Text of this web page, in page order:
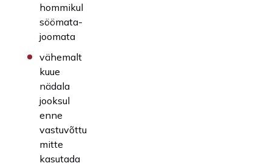
hommikul
söömata-
joomata
vähemalt
kuue
nädala
jooksul
enne
vastuvõttu
mitte
kasutada